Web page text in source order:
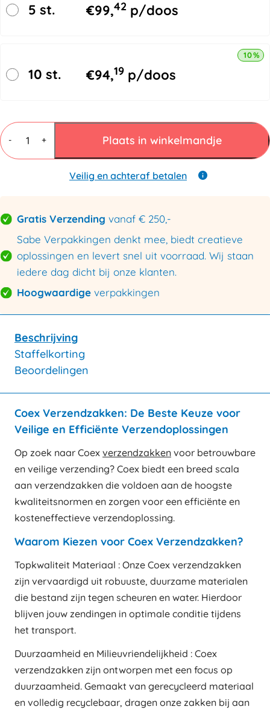
5 st. €99,42 p/doos
10 st. €94,19 p/doos
10%
-
Verzendzakken
Coex
390x430+50mm
aantal
+ Plaats in winkelmandje
Veilig en achteraf betalen
Gratis Verzending vanaf € 250,-
Sabe Verpakkingen denkt mee, biedt creatieve
oplossingen en levert snel uit voorraad. Wij staan
iedere dag dicht bij onze klanten.
Hoogwaardige verpakkingen
Beschrijving
Staffelkorting
Beoordelingen
Coex Verzendzakken: De Beste Keuze voor
Veilige en Efficiënte Verzendoplossingen
Op zoek naar Coex verzendzakken voor betrouwbare
en veilige verzending? Coex biedt een breed scala
aan verzendzakken die voldoen aan de hoogste
kwaliteitsnormen en zorgen voor een efficiënte en
kosteneffectieve verzendoplossing.
Waarom Kiezen voor Coex Verzendzakken?
Topkwaliteit Materiaal : Onze Coex verzendzakken
zijn vervaardigd uit robuuste, duurzame materialen
die bestand zijn tegen scheuren en water. Hierdoor
blijven jouw zendingen in optimale conditie tijdens
het transport.
Duurzaamheid en Milieuvriendelijkheid : Coex
verzendzakken zijn ontworpen met een focus op
duurzaamheid. Gemaakt van gerecycleerd materiaal
en volledig recyclebaar, dragen onze zakken bij aan